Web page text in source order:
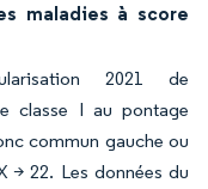
maladies à score
2021 de
classe I au pontage
commun gauche ou
> 22. Les données du